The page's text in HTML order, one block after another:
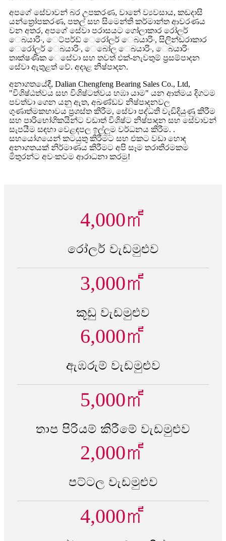
අපගේ සේවාවන් බර උපකරණ, වානේ ව්‍යවසාය, කඩදාසි
යන්ත්‍රෝපකරණ, පතල් සහ සිමෙන්ති කර්මාන්ත ආවරණය
වන අතර, අපගේ සේවා පරාසයට ගෝලාකාර රෝලර්
ෙබයාරිං, ෙට්පර්ඩ් ෙරෝලර් ෙබයාරිං, සිලින්ඩරාකාර
ෙරෝලර් ෙබයාරිං, ෙබෝල ෙබයාරිං, ෙබයාරිං
තාක්ෂණික ෙසේවා සහ තවත් එක්-නැවතුම් ප්‍රසම්පාදන
සේවා ඇතුළත් වේ. අදාළ නිෂ්පාදන.
අනාගතයේදී, Dalian Chengfeng Bearing Sales Co., Ltd,
"විශිෂ්ඨත්වය සහ විශිෂ්ටත්වය හඹා යාම" යන ආත්මය දිගටම
පවත්වා ගෙන යනු ඇත, අඛණ්ඩව නිෂ්පාදනවල
ගුණාත්මකභාවය ප්‍රශස්ත කිරීම, සේවා පද්ධති වැඩිදියුණු කිරීම
සහ පාරිභෝගිකයින්ට වඩාත් විශිෂ්ට නිෂ්පාදන සහ සේවාවන්
සැපයීම සඳහා වෙළඳපල ඉල්ලුම වර්ධනය කිරීම. .
සහයෝගයෙන් කටයුතු කිරීමට සහ එකට වඩා හොඳ
අනාගතයක් නිර්මාණය කිරීමට අපි සෑම තරාතිරමකම
මිතුරන්ට අවංකවම ආරාධනා කරමු!
4,000㎡
රෝලර් වැඩමුළුව
3,000㎡
කූඩු වැඩමුළුව
6,000㎡
ඇඹරුම් වැඩමුළුව
5,000㎡
තාප පිරියම් කිරීමේ වැඩමුළුව
2,000㎡
පට්ටල වැඩමුළුව
4,000㎡